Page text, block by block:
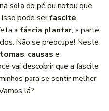
sola do pé ou notou que
pode serfascite
a fáscia plantar, a parte
Não se preocupe! Neste
, causas e
vai descobrir que a fascite
para se sentir melhor
lá?